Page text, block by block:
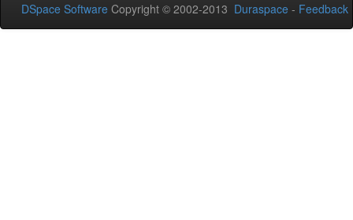
DSpace Software Copyright © 2002-2013 Duraspace - Feedback